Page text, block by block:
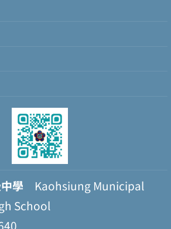
學 Kaohsiung Municipal
School